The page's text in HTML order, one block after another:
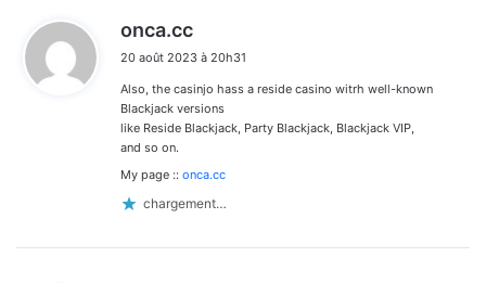
onca.cc
t
:
20 août 2023 à 20h31
Also, the casinjo hass a reside casino witrh well-known
Blackjack versions
like Reside Blackjack, Party Blackjack, Blackjack VIP,
and so on.
My page :: onca.cc
chargement…